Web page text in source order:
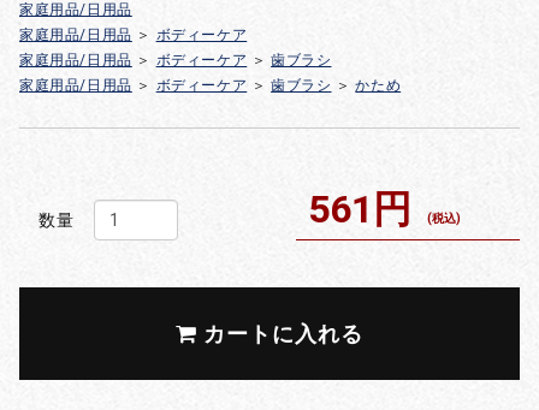
家庭用品/日用品
家庭用品/日用品 ＞ ボディーケア
家庭用品/日用品 ＞ ボディーケア ＞ 歯ブラシ
家庭用品/日用品 ＞ ボディーケア ＞ 歯ブラシ ＞ かため
数量 561円 (税込)
カートに入れる